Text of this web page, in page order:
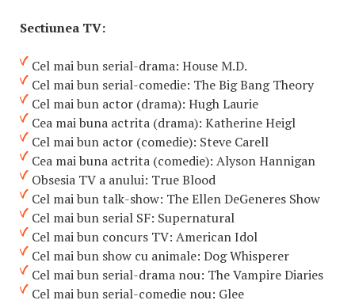
Sectiunea TV:
Cel mai bun serial-drama: House M.D.
Cel mai bun serial-comedie: The Big Bang Theory
Cel mai bun actor (drama): Hugh Laurie
Cea mai buna actrita (drama): Katherine Heigl
Cel mai bun actor (comedie): Steve Carell
Cea mai buna actrita (comedie): Alyson Hannigan
Obsesia TV a anului: True Blood
Cel mai bun talk-show: The Ellen DeGeneres Show
Cel mai bun serial SF: Supernatural
Cel mai bun concurs TV: American Idol
Cel mai bun show cu animale: Dog Whisperer
Cel mai bun serial-drama nou: The Vampire Diaries
Cel mai bun serial-comedie nou: Glee